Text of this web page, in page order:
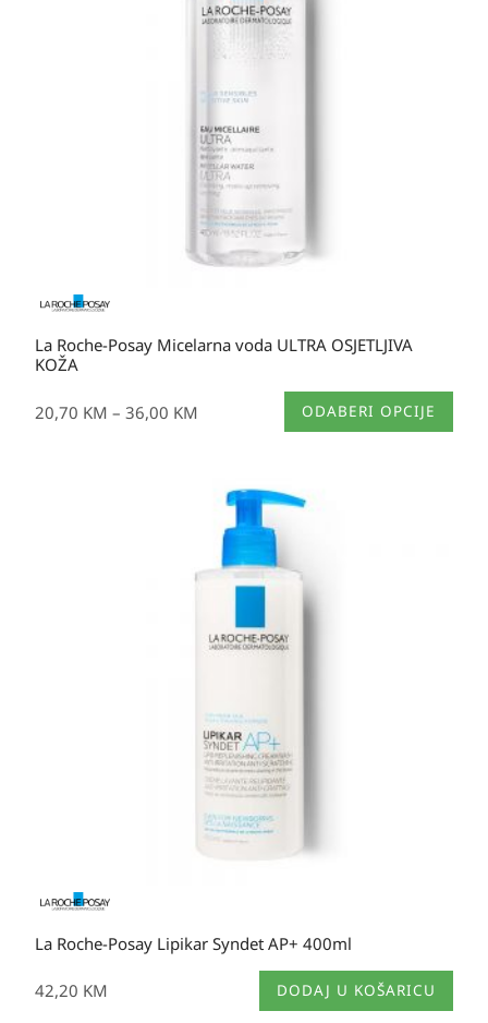
La Roche-Posay Micelarna voda ULTRA OSJETLJIVA
KOŽA
20,70 KM – 36,00 KM ODABERI OPCIJE
Ovaj
proizvod
varijanti.
se
mogu
odabrati
La Roche-Posay Lipikar Syndet AP+ 400ml
42,20 KM DODAJ U KOŠARICU